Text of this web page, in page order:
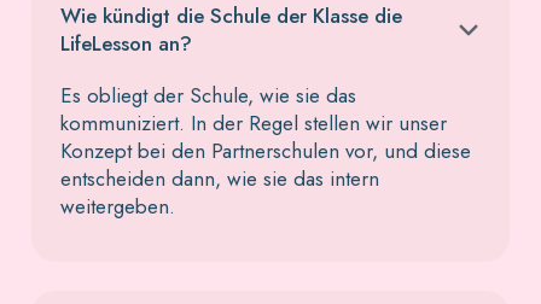
Wie kündigt die Schule der Klasse die
LifeLesson an?
Es obliegt der Schule, wie sie das
kommuniziert. In der Regel stellen wir unser
Konzept bei den Partnerschulen vor, und diese
entscheiden dann, wie sie das intern
weitergeben.